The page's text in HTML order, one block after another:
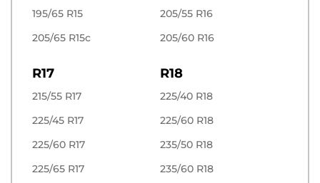
195/65 R15
205/65 R15c
205/55 R16
205/60 R16
R17
215/55 R17
225/45 R17
225/60 R17
225/65 R17
R18
225/40 R18
225/60 R18
235/50 R18
235/60 R18